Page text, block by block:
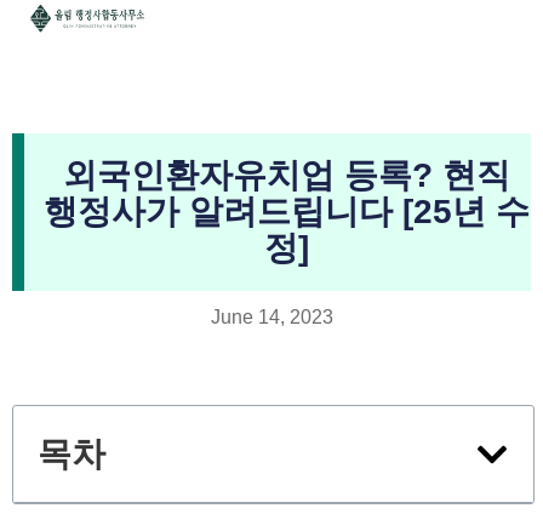
외국인환자유치업 등록? 현직
행정사가 알려드립니다 [25년 수
정]
June 14, 2023
목차